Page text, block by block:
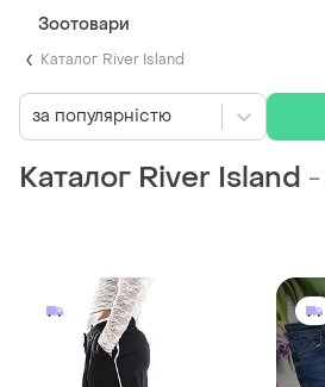
Каталог River Island
Каталог River Island -
за популярністю
Зоотовари